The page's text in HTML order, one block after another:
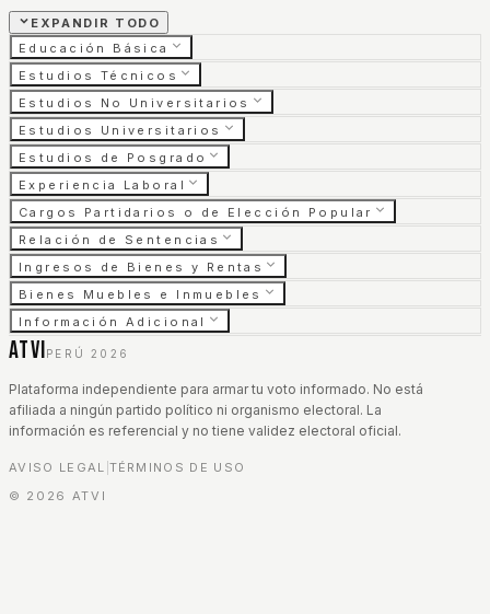
EXPANDIR TODO
Educación Básica
Estudios Técnicos
Estudios No Universitarios
Estudios Universitarios
Estudios de Posgrado
Experiencia Laboral
Cargos Partidarios o de Elección Popular
Relación de Sentencias
Ingresos de Bienes y Rentas
Bienes Muebles e Inmuebles
Información Adicional
ATVI PERÚ 2026
Plataforma independiente para armar tu voto informado. No está
afiliada a ningún partido político ni organismo electoral. La
información es referencial y no tiene validez electoral oficial.
AVISO LEGAL TÉRMINOS DE USO
© 2026 ATVI